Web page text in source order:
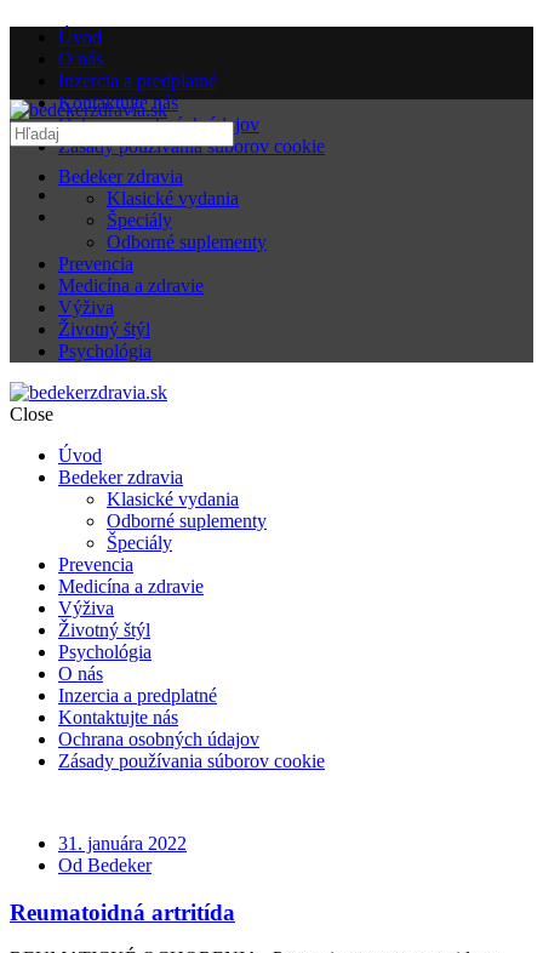
Úvod
O nás
Inzercia a predplatné
Kontaktujte nás
Ochrana osobných údajov
Zásady používania súborov cookie
Bedeker zdravia
Klasické vydania
Špeciály
Odborné suplementy
Prevencia
Medicína a zdravie
Výživa
Životný štýl
Psychológia
Close
Úvod
Bedeker zdravia
Klasické vydania
Odborné suplementy
Špeciály
Prevencia
Medicína a zdravie
Výživa
Životný štýl
Psychológia
O nás
Inzercia a predplatné
Kontaktujte nás
Ochrana osobných údajov
Zásady používania súborov cookie
31. januára 2022
Od Bedeker
Reumatoidná artritída